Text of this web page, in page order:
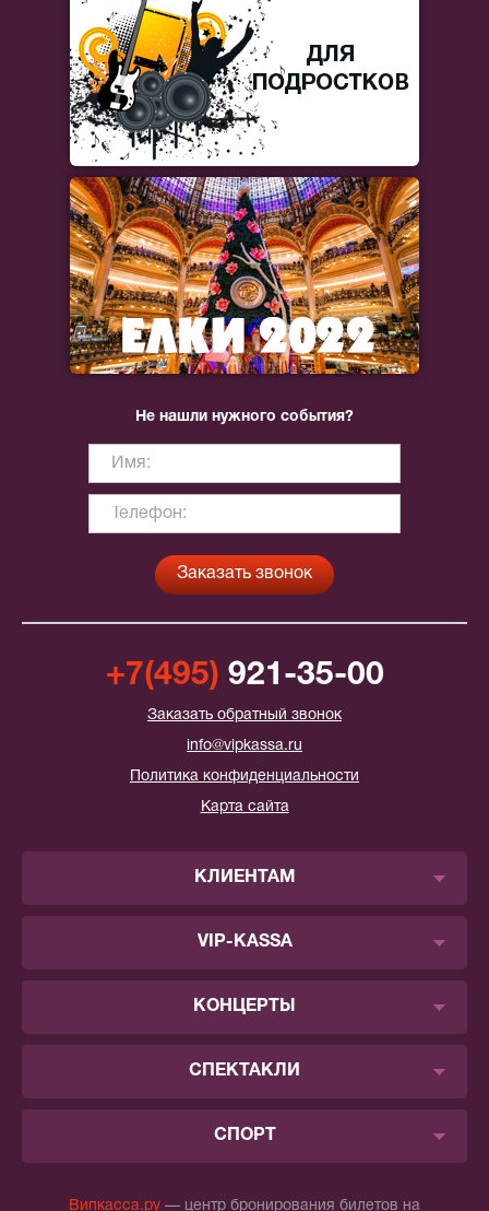
Не нашли нужного события?
+7(495) 921-35-00
Заказать обратный звонок
info@vipkassa.ru
Политика конфиденциальности
Карта сайта
КЛИЕНТАМ
VIP-KASSA
КОНЦЕРТЫ
СПЕКТАКЛИ
СПОРТ
Випкасса.ру — центр бронирования билетов на